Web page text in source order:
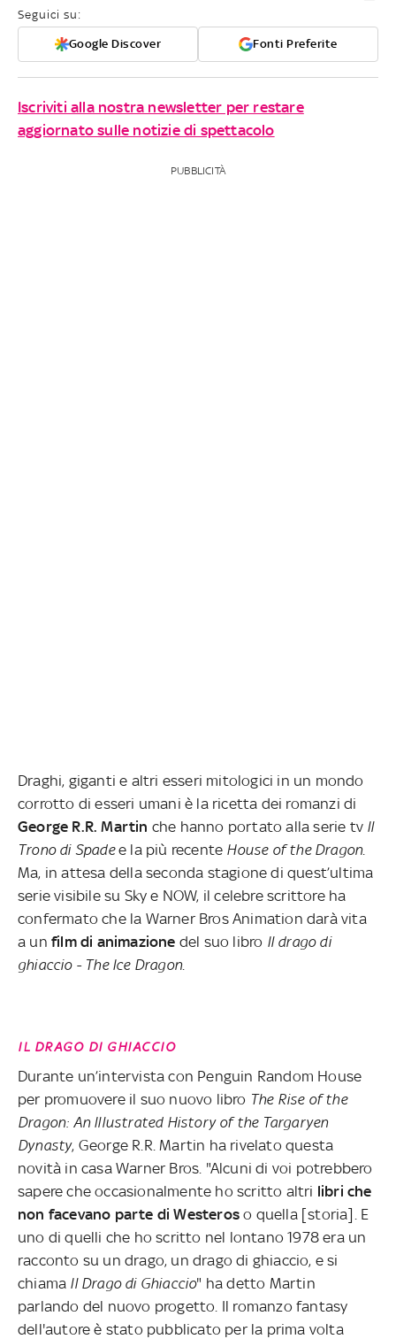
Seguici su:
Google Discover Fonti Preferite
Iscriviti alla nostra newsletter per restare
aggiornato sulle notizie di spettacolo
PUBBLICITÀ
Draghi, giganti e altri esseri mitologici in un mondo
corrotto di esseri umani è la ricetta dei romanzi di
George R.R. Martin che hanno portato alla serie tv Il
Trono di Spadee la più recente House of the Dragon.
Ma, in attesa della seconda stagione di quest’ultima
serie visibile su Sky e NOW, il celebre scrittore ha
confermato che la Warner Bros Animation darà vita
a un film di animazione del suo libro Il drago di
ghiaccio - The Ice Dragon.
IL DRAGO DI GHIACCIO
Durante un’intervista con Penguin Random House
per promuovere il suo nuovo libro The Rise of the
Dragon: An Illustrated History of the Targaryen
Dynasty, George R.R. Martin ha rivelato questa
novità in casa Warner Bros. "Alcuni di voi potrebbero
sapere che occasionalmente ho scritto altri libri che
non facevano parte di Westeros o quella [storia]. E
uno di quelli che ho scritto nel lontano 1978 era un
racconto su un drago, un drago di ghiaccio, e si
chiama Il Drago di Ghiaccio" ha detto Martin
parlando del nuovo progetto. Il romanzo fantasy
dell'autore è stato pubblicato per la prima volta